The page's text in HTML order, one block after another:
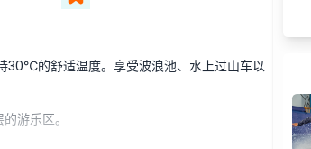
的舒适温度。享受波浪池、水上过山车以
游乐区。